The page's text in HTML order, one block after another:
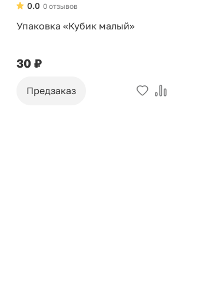
0 отзывов
0.0
Упаковка «Кубик малый»
30 ₽
Предзаказ